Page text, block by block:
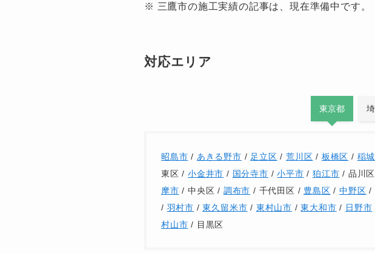
※ 三鷹市の施工実績の記事は、現在準備中です。
対応エリア
東京都
昭島市 / あきる野市 / 足立区 /荒川区 / 板橋区 / 稲
東区 / 小金井市 / 国分寺市 /小平市 /狛江市 / 品川
摩市 / 中央区 / 調布市 / 千代田区 / 豊島区 /中野区 /
/ 羽村市 /東久留米市 / 東村山市 /東大和市 / 日野市
村山市 / 目黒区